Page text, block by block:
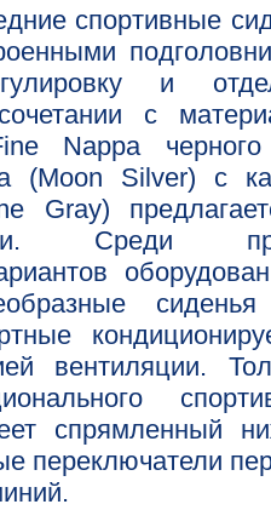
спортивные
и
с
Nappa
(Moon Silver) с
Gray)
Среди
вентиляции.
спрямленный
переключатели